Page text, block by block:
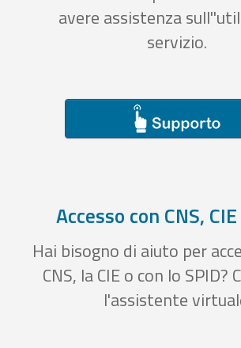
avere assistenza
servizio.
Accesso con CNS,
Hai bisogno di aiuto per
CNS, la CIE o con lo SPID?
l'assistente